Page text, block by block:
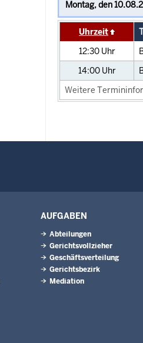
Uhrzeit
12:30 Uhr
14:00 Uhr
Weitere
AUFGABEN
Abteilungen
Gerichtsvollzieher
Geschäftsverteilung
Gerichtsbezirk
Mediation